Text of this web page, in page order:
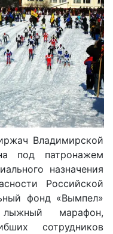
Владимирской
под патронажем
назначения
Российской
фонд «Вымпел»
марафон,
сотрудников